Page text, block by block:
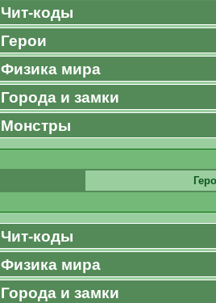
Чит-коды
Герои
Физика мира
Города и замки
Монстры
Чит-коды
Физика мира
Города и замки